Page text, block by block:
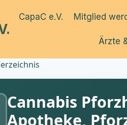
CapaC e.V. Mitglied
Ärzte
Cannabis
Apotheke,